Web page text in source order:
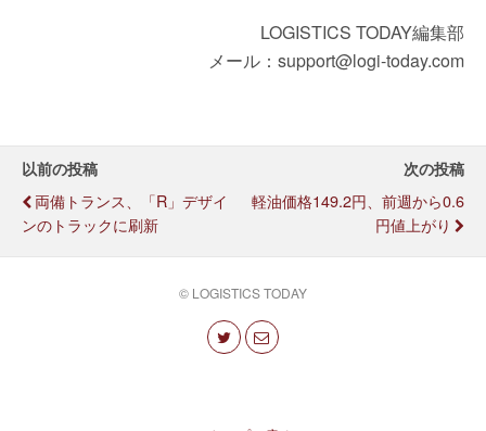
LOGISTICS TODAY編集部
メール：support@logi-today.com
以前の投稿
両備トランス、「R」デザイ
ンのトラックに刷新
次の投稿
軽油価格149.2円、前週から0.6
円値上がり
© LOGISTICS TODAY